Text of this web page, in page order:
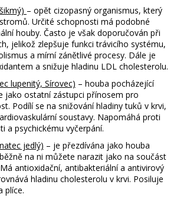
– opět cizopasný organismus, který
Určité schopnosti má podobné
houby. Často je však doporučován při
jelikož zlepšuje funkci trávicího systému,
a mírní zánětlivé procesy. Dále je
a snižuje hladinu LDL cholesterolu.
lupenitý, Sírovec) – houba pocházející
jako ostatní zástupci přínosem pro
Podílí se na snižování hladiny tuků v krvi,
soustavy. Napomáhá proti
a psychickému vyčerpání.
jedlý) – je přezdívána jako houba
na ni můžete narazit jako na součást
antioxidační, antibakteriální a antivirový
hladinu cholesterolu v krvi. Posiluje
plíce.